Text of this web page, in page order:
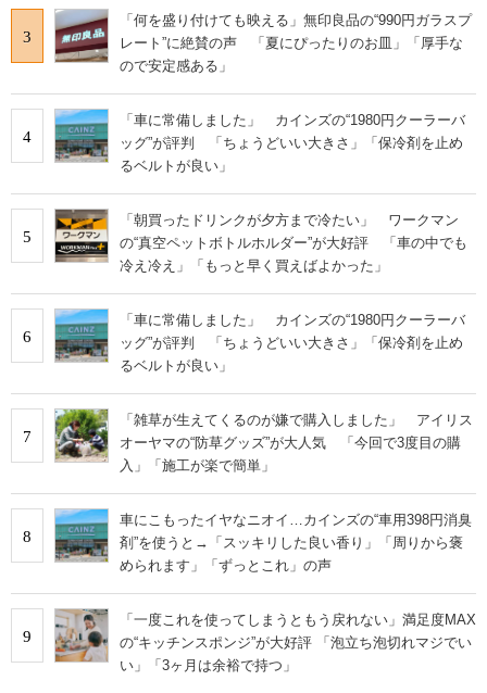
3
「何を盛り付けても映える」無印良品の“990円ガラスプ
レート”に絶賛の声 「夏にぴったりのお皿」「厚手な
ので安定感ある」
4
「車に常備しました」 カインズの“1980円クーラーバ
ッグ”が評判 「ちょうどいい大きさ」「保冷剤を止め
るベルトが良い」
5
「朝買ったドリンクが夕方まで冷たい」 ワークマン
の“真空ペットボトルホルダー”が大好評 「車の中でも
冷え冷え」「もっと早く買えばよかった」
6
「車に常備しました」 カインズの“1980円クーラーバ
ッグ”が評判 「ちょうどいい大きさ」「保冷剤を止め
るベルトが良い」
7
「雑草が生えてくるのが嫌で購入しました」 アイリス
オーヤマの“防草グッズ”が大人気 「今回で3度目の購
入」「施工が楽で簡単」
8
車にこもったイヤなニオイ…カインズの“車用398円消臭
剤”を使うと→「スッキリした良い香り」「周りから褒
められます」「ずっとこれ」の声
9
「一度これを使ってしまうともう戻れない」満足度MAX
の“キッチンスポンジ”が大好評 「泡立ち泡切れマジでい
い」「3ヶ月は余裕で持つ」